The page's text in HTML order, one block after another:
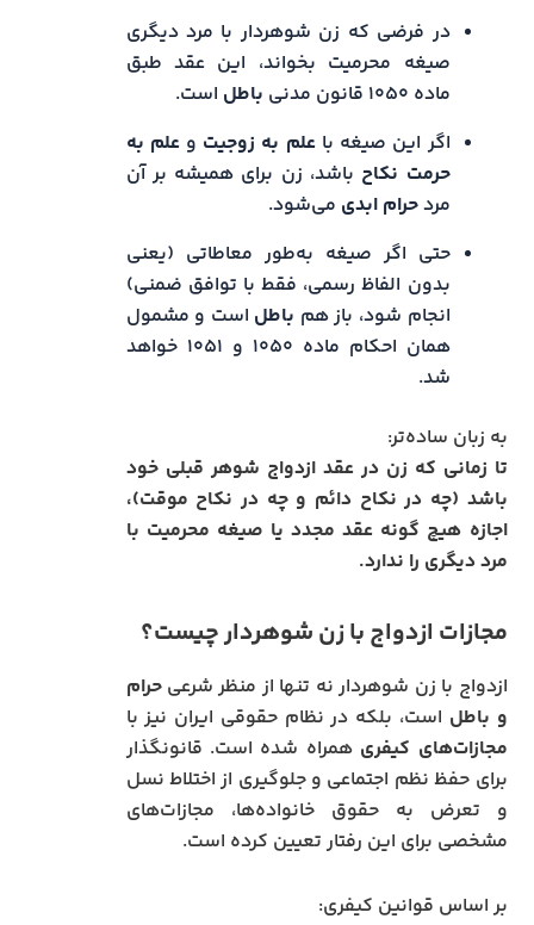
در فرضی که زن شوهردار با مرد دیگری
صیغه محرمیت بخواند، این عقد طبق
ماده ۱۰۵۰ قانون مدنی
باطل است.
اگر این صیغه باعلم به زوجیت وعلم به
حرمت نکاح باشد، زن برای همیشه بر آن
مردحرام ابدی می‌شود.
حتی اگر صیغه به‌طور معاطاتی (یعنی
بدون الفاظ رسمی، فقط با توافق ضمنی)
انجام شود، باز هم باطل است و مشمول
همان احکام ماده ۱۰۵۰ و ۱۰۵۱ خواهد
شد.
به زبان ساده‌تر:
تا زمانی که زن در عقد ازدواج شوهر قبلی خود
باشد (چه در نکاح دائم و چه در نکاح موقت)،
اجازه هیچ گونه عقد مجدد یا صیغه محرمیت با
مرد دیگری را ندارد.
مجازات ازدواج با زن شوهردار چیست؟
ازدواج با زن شوهردار نه تنها از منظر شرعیحرام
و باطل است، بلکه در نظام حقوقی ایران نیز با
مجازات‌های کیفری همراه شده است. قانونگذار
برای حفظ نظم اجتماعی و جلوگیری از اختلاط نسل
و تعرض به حقوق خانواده‌ها، مجازات‌های
مشخصی برای این رفتار تعیین کرده است.
بر اساس قوانین کیفری: